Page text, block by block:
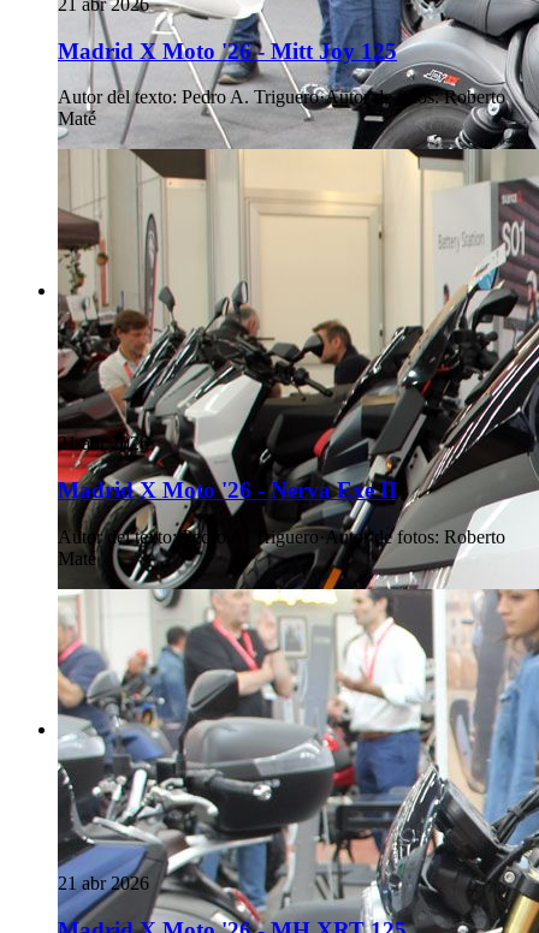
21 abr 2026
Madrid X Moto '26 - Mitt Joy 125
Autor del texto: Pedro A. Triguero·Autor de fotos: Roberto
Maté
21 abr 2026
Madrid X Moto '26 - Nerva Exe II
Autor del texto: Pedro A. Triguero·Autor de fotos: Roberto
Maté
21 abr 2026